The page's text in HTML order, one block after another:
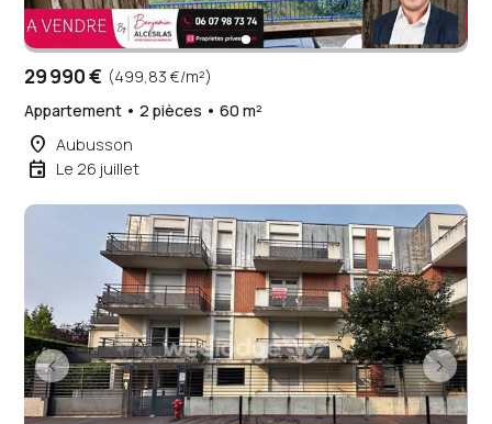
29 990 € (499,83 €/m²)
Appartement • 2 pièces • 60 m²
place Aubusson
event Le 26 juillet